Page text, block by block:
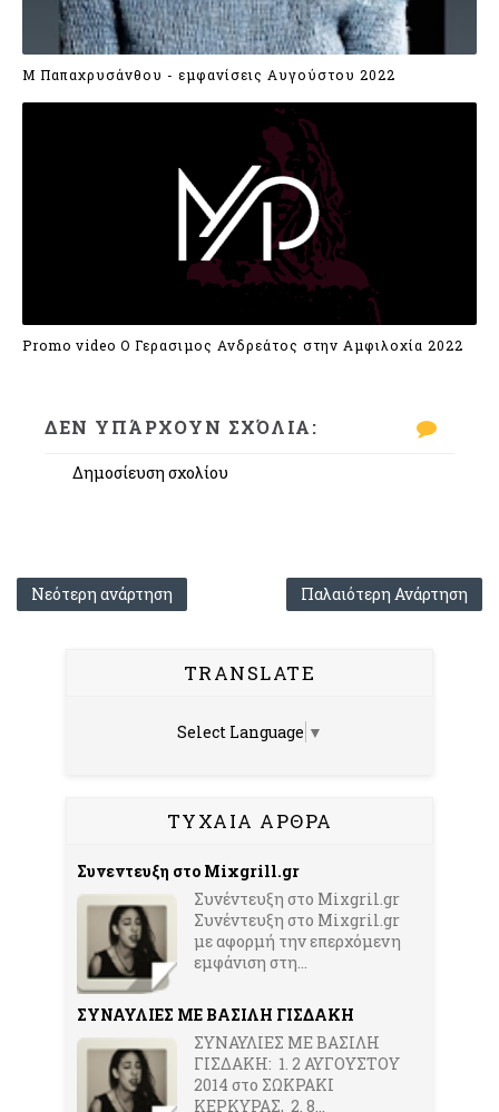
Μ Παπαχρυσάνθου - εμφανίσεις Αυγούστου 2022
Promo video Ο Γερασιμος Ανδρεάτος στην Αμφιλοχία 2022
ΔΕΝ ΥΠΆΡΧΟΥΝ ΣΧΌΛΙΑ:
Δημοσίευση σχολίου
Νεότερη ανάρτηση Παλαιότερη Ανάρτηση
TRANSLATE
Select Language ▼
ΤΥΧΑΙΑ ΑΡΘΡΑ
Συνεντευξη στο Mixgrill.gr
Συνέντευξη στο Mixgril.gr
Συνέντευξη στο Mixgril.gr
με αφορμή την επερχόμενη
εμφάνιση στη...
ΣΥΝΑΥΛΙΕΣ ΜΕ ΒΑΣΙΛΗ ΓΙΣΔΑΚΗ
ΣΥΝΑΥΛΙΕΣ ΜΕ ΒΑΣΙΛΗ
ΓΙΣΔΑΚΗ: 1. 2 ΑΥΓΟΥΣΤΟΥ
2014 στο ΣΩΚΡΑΚΙ
ΚΕΡΚΥΡΑΣ, 2. 8...